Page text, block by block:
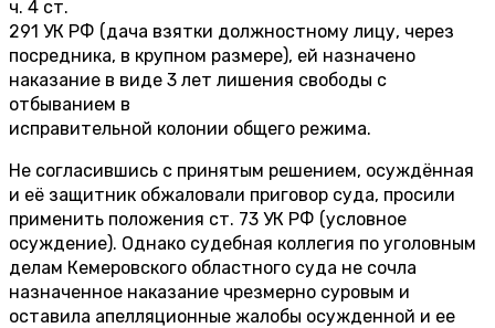
ч. 4 ст.
291 УК РФ (дача взятки должностному лицу, через
посредника, в крупном размере), ей назначено
наказание в виде 3 лет лишения свободы с
отбыванием в
исправительной колонии общего режима.
Не согласившись с принятым решением, осуждённая
и её защитник обжаловали приговор суда, просили
применить положения ст. 73 УК РФ (условное
осуждение). Однако судебная коллегия по уголовным
делам Кемеровского областного суда не сочла
назначенное наказание чрезмерно суровым и
оставила апелляционные жалобы осужденной и ее